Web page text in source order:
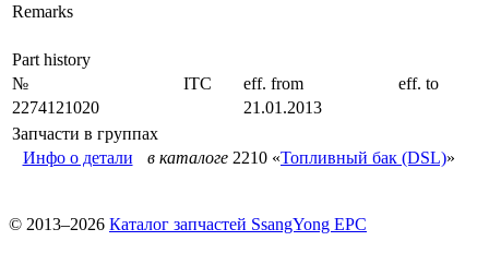
Remarks
Part history
№
ITC eff. from
eff. to
2274121020
21.01.2013
Запчасти в группах
Инфо о детали
в каталоге 2210 «Топливный бак (DSL)»
© 2013–2026 Каталог запчастей SsangYong EPC